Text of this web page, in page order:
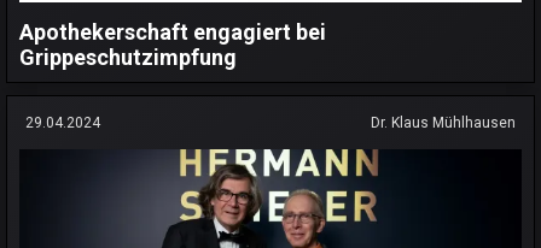
Apothekerschaft engagiert bei
Grippeschutzimpfung
29.04.2024 Dr. Klaus Mühlhausen